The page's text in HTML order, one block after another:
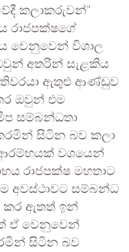
කලාකරුවන්”
රාජපක්ෂගේ
වෙනුවෙන් විශාල
අතරින් සැළකිය
ඇතුළු ආණ්ඩුව
ඔවුන් එම
සම්බන්ධතා
සිටින බව කලා
ආරම්භයක් වශයෙන්
රාජපක්ෂ මහතාට
අවස්ථාවට සම්බන්ධ
කර ඇතත් ඉන්
ඒ වෙනුවෙන්
සිටින බව